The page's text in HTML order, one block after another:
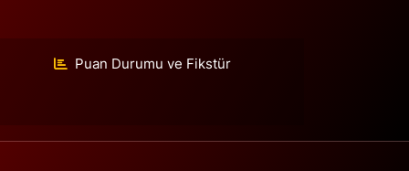
0 (212) 871 66 11 Yol Tarifi Al
Puan Durumu ve Fikstür